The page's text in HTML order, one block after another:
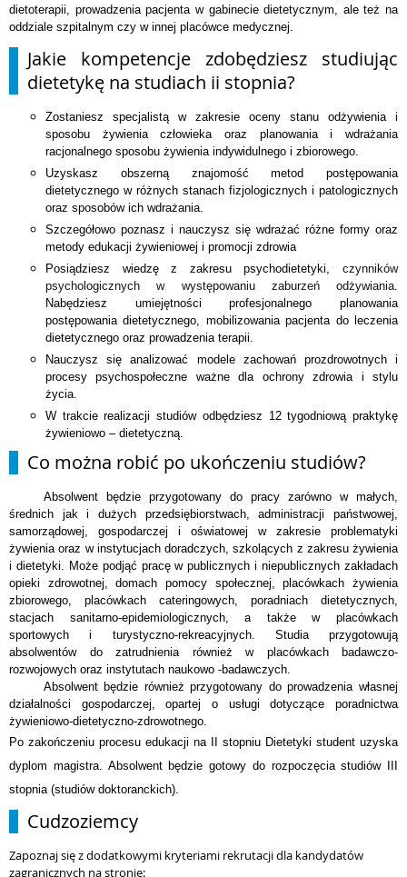
dietoterapii, prowadzenia pacjenta w gabinecie dietetycznym, ale też na
oddziale szpitalnym czy w innej placówce medycznej.
Jakie kompetencje zdobędziesz studiując
dietetykę na studiach ii stopnia?
Zostaniesz specjalistą w zakresie oceny stanu odżywienia i
sposobu żywienia człowieka oraz planowania i wdrażania
racjonalnego sposobu żywienia indywidulnego i zbiorowego.
Uzyskasz obszerną znajomość metod postępowania
dietetycznego w różnych stanach fizjologicznych i patologicznych
oraz sposobów ich wdrażania.
Szczegółowo poznasz i nauczysz się wdrażać różne formy oraz
metody edukacji żywieniowej i promocji zdrowia
Posiądziesz wiedzę z zakresu psychodietetyki, czynników
psychologicznych w występowaniu zaburzeń odżywiania.
Nabędziesz umiejętności profesjonalnego planowania
postępowania dietetycznego, mobilizowaniapacjentado leczenia
dietetycznego oraz prowadzenia terapii.
Nauczysz się analizować modele zachowań prozdrowotnych i
procesy psychospołeczne ważne dla ochrony zdrowia i stylu
życia.
W trakcie realizacji studiów odbędziesz 12 tygodniową praktykę
żywieniowo – dietetyczną.
Co można robić po ukończeniu studiów?
Absolwent będzie przygotowany do pracy zarówno w małych,
średnich jak i dużych przedsiębiorstwach, administracji państwowej,
samorządowej, gospodarczej i oświatowej w zakresie problematyki
żywienia oraz w instytucjach doradczych, szkolących z zakresu żywienia
i dietetyki. Może podjąć pracę w publicznych i niepublicznych zakładach
opieki zdrowotnej, domach pomocy społecznej, placówkach żywienia
zbiorowego, placówkach cateringowych, poradniach dietetycznych,
stacjach sanitarno-epidemiologicznych, a także w placówkach
sportowych i turystyczno-rekreacyjnych. Studia przygotowują
absolwentów do zatrudnienia również w placówkach badawczo-
rozwojowych oraz instytutach naukowo -badawczych.
Absolwent będzie również przygotowany do prowadzenia własnej
działalności gospodarczej, opartej o usługi dotyczące poradnictwa
żywieniowo-dietetyczno-zdrowotnego.
Po zakończeniu procesu edukacji na II stopniu Dietetyki student uzyska
dyplom magistra. Absolwent będzie gotowy do rozpoczęcia studiów III
stopnia (studiów doktoranckich).
Cudzoziemcy
Zapoznaj się z dodatkowymi kryteriami rekrutacji dla kandydatów
zagranicznych na stronie: